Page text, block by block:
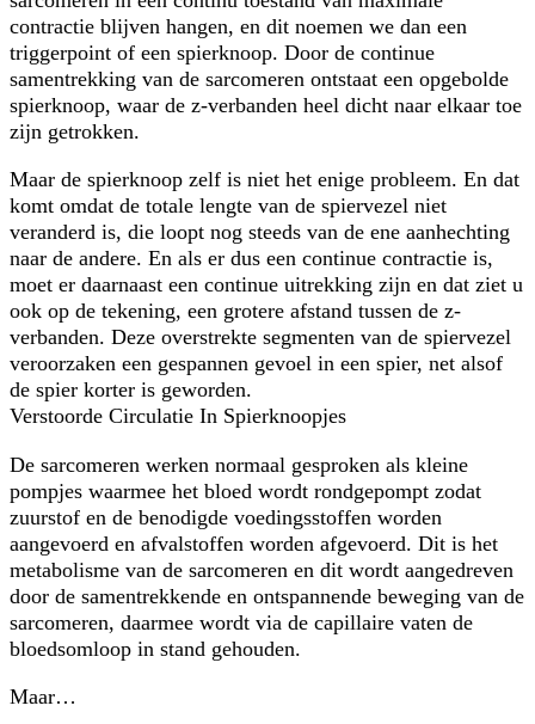
contractie blijven hangen, en dit noemen we dan een
triggerpoint of een spierknoop. Door de continue
samentrekking van de sarcomeren ontstaat een opgebolde
spierknoop, waar de z-verbanden heel dicht naar elkaar toe
zijn getrokken.
Maar de spierknoop zelf is niet het enige probleem. En dat
komt omdat de totale lengte van de spiervezel niet
veranderd is, die loopt nog steeds van de ene aanhechting
naar de andere. En als er dus een continue contractie is,
moet er daarnaast een continue uitrekking zijn en dat ziet u
ook op de tekening, een grotere afstand tussen de z-
verbanden. Deze overstrekte segmenten van de spiervezel
veroorzaken een gespannen gevoel in een spier, net alsof
de spier korter is geworden.
Verstoorde Circulatie In Spierknoopjes
De sarcomeren werken normaal gesproken als kleine
pompjes waarmee het bloed wordt rondgepompt zodat
zuurstof en de benodigde voedingsstoffen worden
aangevoerd en afvalstoffen worden afgevoerd. Dit is het
metabolisme van de sarcomeren en dit wordt aangedreven
door de samentrekkende en ontspannende beweging van de
sarcomeren, daarmee wordt via de capillaire vaten de
bloedsomloop in stand gehouden.
Maar…